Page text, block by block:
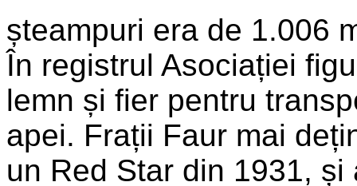
șteampuri era de 1.006
În registrul Asociației
lemn și fier pentru
apei. Frații Faur mai
un Red Star din 1931,